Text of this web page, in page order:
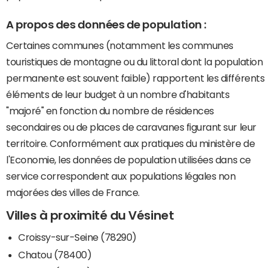
A propos des données de population :
Certaines communes (notamment les communes
touristiques de montagne ou du littoral dont la population
permanente est souvent faible) rapportent les différents
éléments de leur budget à un nombre d'habitants
"majoré" en fonction du nombre de résidences
secondaires ou de places de caravanes figurant sur leur
territoire. Conformément aux pratiques du ministère de
l'Economie, les données de population utilisées dans ce
service correspondent aux populations légales non
majorées des villes de France.
Villes à proximité du Vésinet
Croissy-sur-Seine (78290)
Chatou (78400)